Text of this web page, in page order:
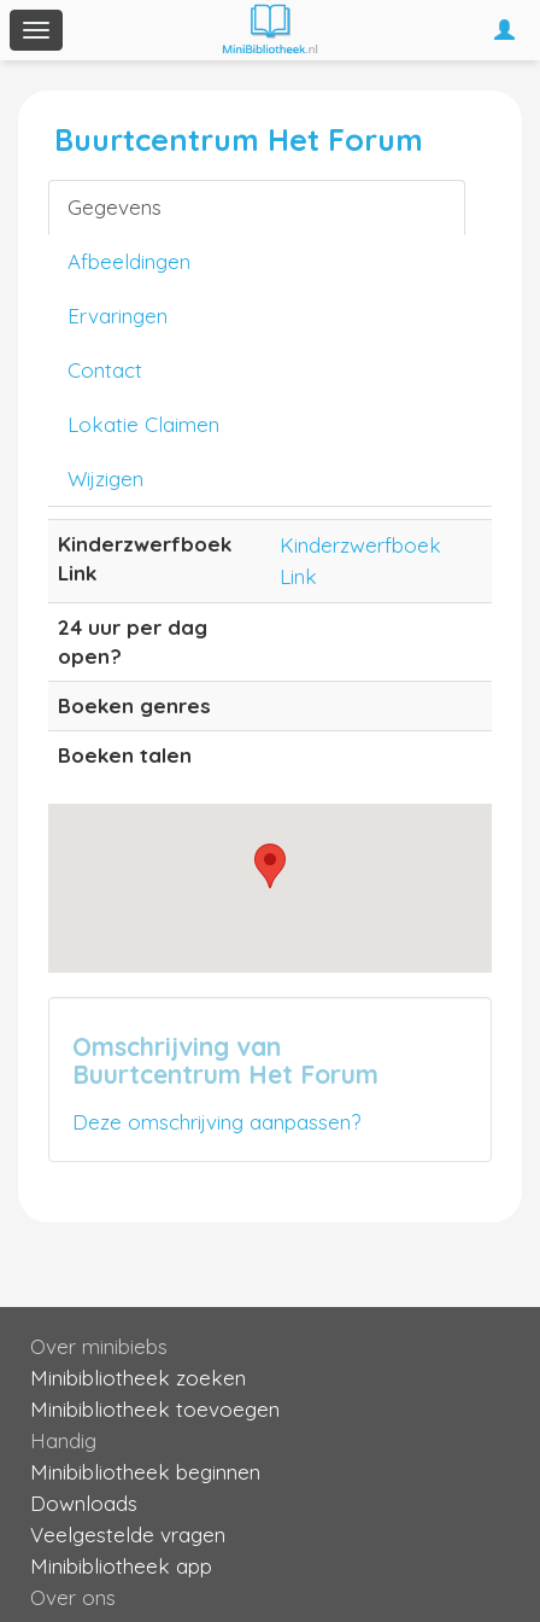
Toggle
navigation
Buurtcentrum Het Forum
Gegevens
Afbeeldingen
Ervaringen
Contact
Lokatie Claimen
Wijzigen
Kinderzwerfboek
Link
Kinderzwerfboek
Link
24 uur per dag
open?
Boeken genres
Boeken talen
Omschrijving van
Buurtcentrum Het Forum
Deze omschrijving aanpassen?
Over minibiebs
Minibibliotheek zoeken
Minibibliotheek toevoegen
Handig
Minibibliotheek beginnen
Downloads
Veelgestelde vragen
Minibibliotheek app
Over ons